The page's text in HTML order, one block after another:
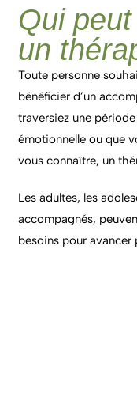
Qui
un
Toute personne
bénéficier d’un
traversiez une
émotionnelle ou que
vous connaître, un
Les adultes, les
accompagnés,
besoins pour avancer